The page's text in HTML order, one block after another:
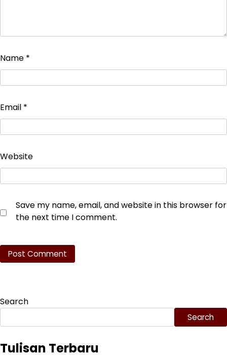
Name *
Email *
Website
Save my name, email, and website in this browser for
the next time I comment.
Search
Search
Tulisan Terbaru